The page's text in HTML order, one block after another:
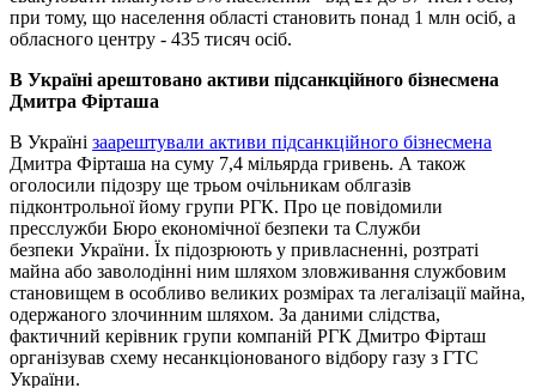
при тому, що населення області становить понад 1 млн осіб, а
обласного центру - 435 тисяч осіб.
В Україні арештовано активи підсанкційного бізнесмена
Дмитра Фірташа
В Україні заарештували активи підсанкційного бізнесмена
Дмитра Фірташа на суму 7,4 мільярда гривень. А також
оголосили підозру ще трьом очільникам облгазів
підконтрольної йому групи РГК. Про це повідомили
пресслужби Бюро економічної безпеки та Служби
безпеки України. Їх підозрюють у привласненні, розтраті
майна або заволодінні ним шляхом зловживання службовим
становищем в особливо великих розмірах та легалізації майна,
одержаного злочинним шляхом. За даними слідства,
фактичний керівник групи компаній РГК Дмитро Фірташ
організував схему несанкціонованого відбору газу з ГТС
України.